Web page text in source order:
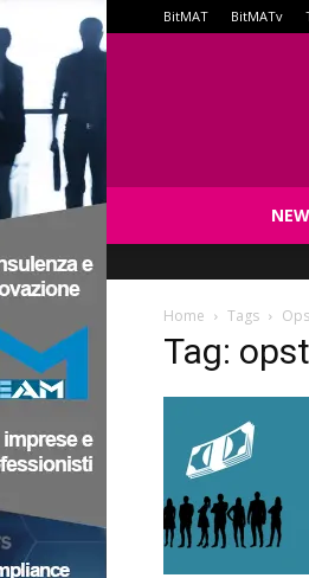
BitMAT BitMATv
Home Tags
Tag: